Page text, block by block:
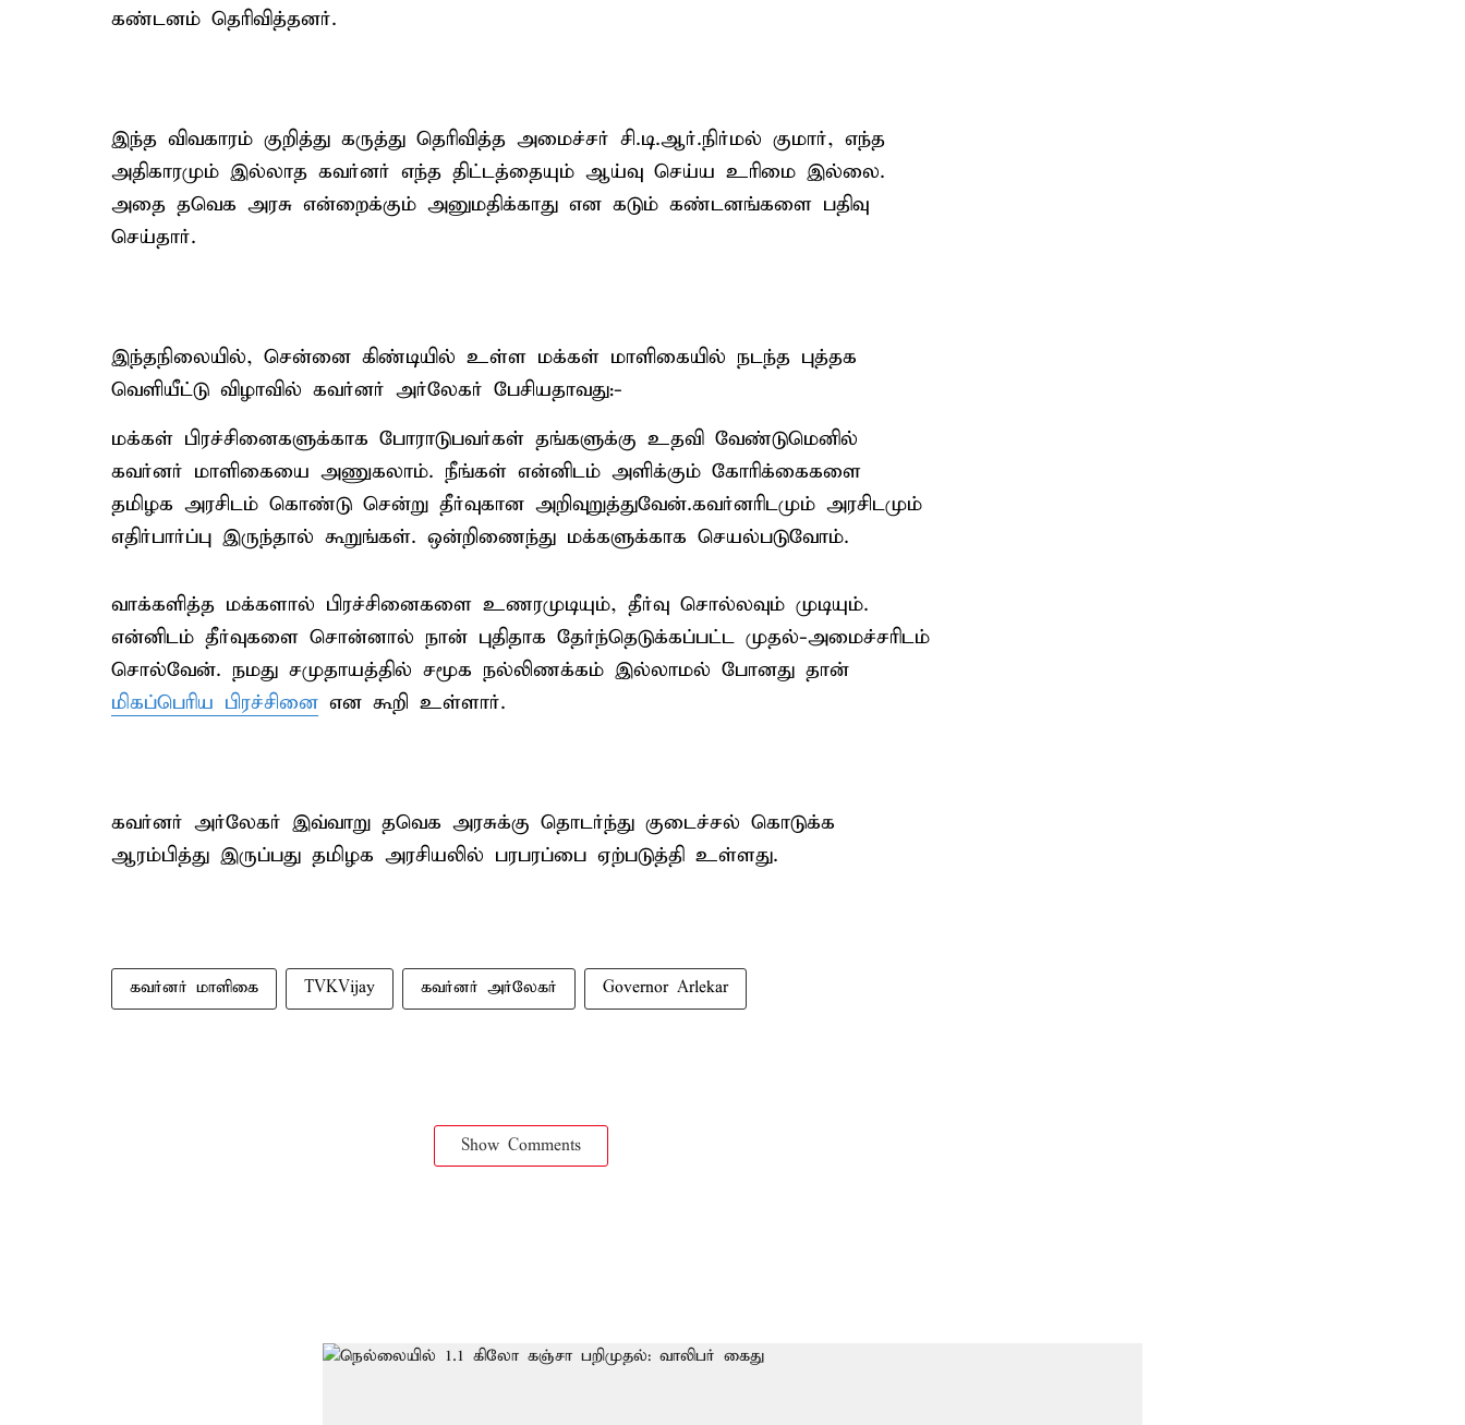
கண்டனம் தெரிவித்தனர்.
இந்த விவகாரம் குறித்து கருத்து தெரிவித்த அமைச்சர் சி.டி.ஆர்.நிர்மல் குமார், எந்த
அதிகாரமும் இல்லாத கவர்னர் எந்த திட்டத்தையும் ஆய்வு செய்ய உரிமை இல்லை.
அதை தவெக அரசு என்றைக்கும் அனுமதிக்காது என கடும் கண்டனங்களை பதிவு
செய்தார்.
இந்தநிலையில், சென்னை கிண்டியில் உள்ள மக்கள் மாளிகையில் நடந்த புத்தக
வெளியீட்டு விழாவில் கவர்னர் அர்லேகர் பேசியதாவது:-
மக்கள் பிரச்சினைகளுக்காக போராடுபவர்கள் தங்களுக்கு உதவி வேண்டுமெனில்
கவர்னர் மாளிகையை அணுகலாம். நீங்கள் என்னிடம் அளிக்கும் கோரிக்கைகளை
தமிழக அரசிடம் கொண்டு சென்று தீர்வுகான அறிவுறுத்துவேன்.கவர்னரிடமும் அரசிடமும்
எதிர்பார்ப்பு இருந்தால் கூறுங்கள். ஒன்றிணைந்து மக்களுக்காக செயல்படுவோம்.
வாக்களித்த மக்களால் பிரச்சினைகளை உணரமுடியும், தீர்வு சொல்லவும் முடியும்.
என்னிடம் தீர்வுகளை சொன்னால் நான் புதிதாக தேர்ந்தெடுக்கப்பட்ட முதல்-அமைச்சரிடம்
சொல்வேன். நமது சமுதாயத்தில் சமூக நல்லிணக்கம் இல்லாமல் போனது தான்
மிகப்பெரிய பிரச்சினை என கூறி உள்ளார்.
கவர்னர் அர்லேகர் இவ்வாறு தவெக அரசுக்கு தொடர்ந்து குடைச்சல் கொடுக்க
ஆரம்பித்து இருப்பது தமிழக அரசியலில் பரபரப்பை ஏற்படுத்தி உள்ளது.
கவர்னர் மாளிகை TVKVijay‌ கவர்னர் அர்லேகர் Governor Arlekar
Show Comments